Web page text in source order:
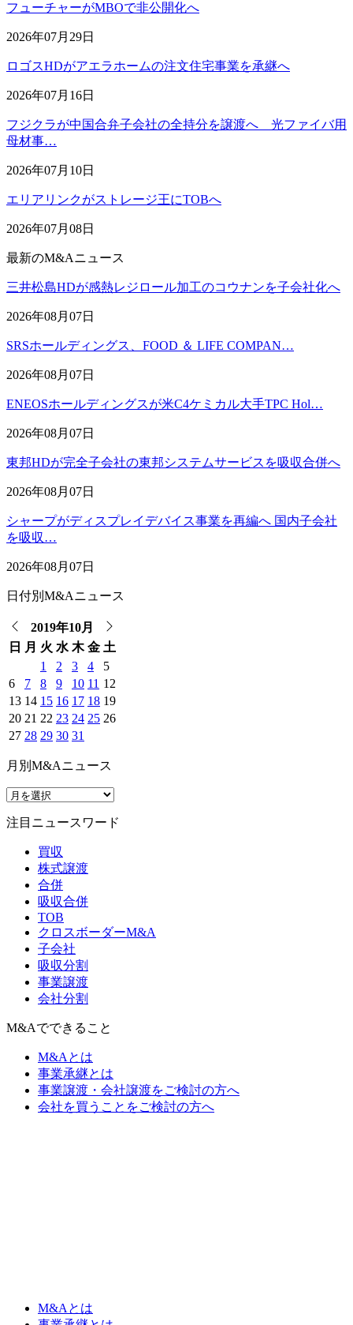
フューチャーがMBOで非公開化へ
2026年07月29日
ロゴスHDがアエラホームの注文住宅事業を承継へ
2026年07月16日
フジクラが中国合弁子会社の全持分を譲渡へ 光ファイバ用
母材事…
2026年07月10日
エリアリンクがストレージ王にTOBへ
2026年07月08日
最新のM&Aニュース
三井松島HDが感熱レジロール加工のコウナンを子会社化へ
2026年08月07日
SRSホールディングス、FOOD ＆ LIFE COMPAN…
2026年08月07日
ENEOSホールディングスが米C4ケミカル大手TPC Hol…
2026年08月07日
東邦HDが完全子会社の東邦システムサービスを吸収合併へ
2026年08月07日
シャープがディスプレイデバイス事業を再編へ 国内子会社
を吸収…
2026年08月07日
日付別M&Aニュース
2019年10月
日
月 火 水 木 金 土
1
2 3 4
5
6
7 8 9 10 11 12
13 14 15 16 17 18 19
20 21 22 23 24 25 26
27 28 29 30 31
月別M&Aニュース
注目ニュースワード
買収
株式譲渡
合併
吸収合併
TOB
クロスボーダーM&A
子会社
吸収分割
事業譲渡
会社分割
M&Aでできること
M&Aとは
事業承継とは
事業譲渡・会社譲渡をご検討の方へ
会社を買うことをご検討の方へ
M&Aとは